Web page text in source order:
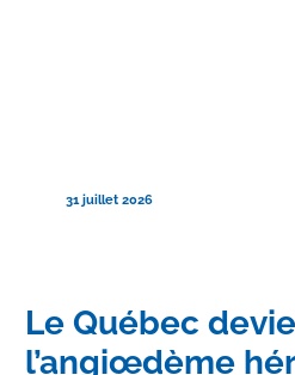
31 juillet 2026
Le Québec
l’angiœdème